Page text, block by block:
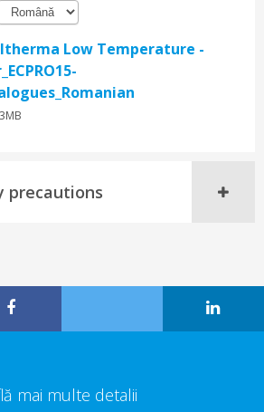
Low Temperature -
precautions
mai multe detalii